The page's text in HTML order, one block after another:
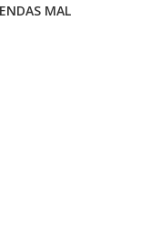
MAL